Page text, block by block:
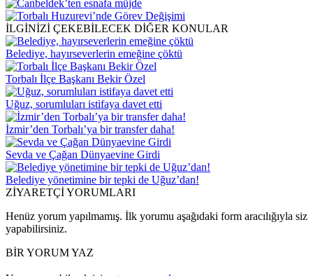
İLGİNİZİ ÇEKEBİLECEK DİĞER KONULAR
Belediye, hayırseverlerin emeğine çöktü
Torbalı İlçe Başkanı Bekir Özel
Uğuz, sorumluları istifaya davet etti
İzmir’den Torbalı’ya bir transfer daha!
Sevda ve Çağan Dünyaevine Girdi
Belediye yönetimine bir tepki de Uğuz’dan!
ZİYARETÇİ YORUMLARI
Henüz yorum yapılmamış. İlk yorumu aşağıdaki form aracılığıyla siz
yapabilirsiniz.
BİR YORUM YAZ